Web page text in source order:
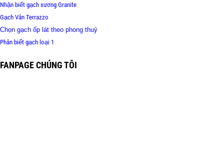
Nhận biết gạch xương Granite
Gạch Vân Terrazzo
Chọn gạch ốp lát theo phong thuỷ
Phân biết gạch loại 1
FANPAGE CHÚNG TÔI